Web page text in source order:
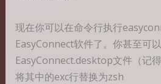
现在你可以在命令行执行
EasyConnect软件了。你甚至可
EasyConnect.desktop文件（记
将其中的exc行替换为zsh